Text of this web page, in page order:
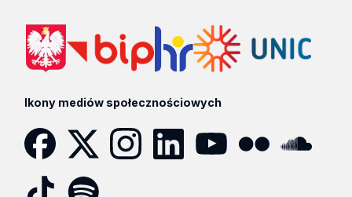
Ikony mediów społecznościowych